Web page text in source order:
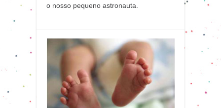
o nosso pequeno astronauta.